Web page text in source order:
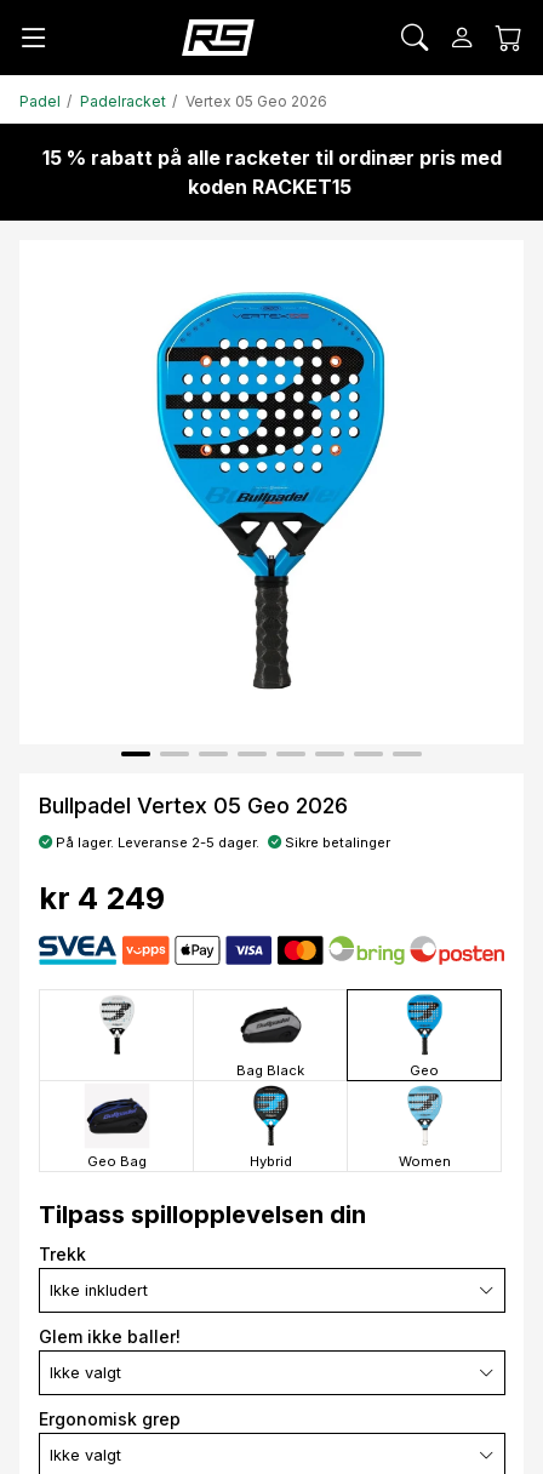
Padel Padelracket Vertex 05 Geo 2026
15 % rabatt på alle racketer til ordinær pris med
koden RACKET15
Bullpadel Vertex 05 Geo 2026
På lager. Leveranse 2-5 dager. Sikre betalinger
kr 4 249
Bag Black Geo
Geo Bag Hybrid Women
Tilpass spillopplevelsen din
Trekk
Ikke inkludert
Glem ikke baller!
Ikke valgt
Ergonomisk grep
Ikke valgt